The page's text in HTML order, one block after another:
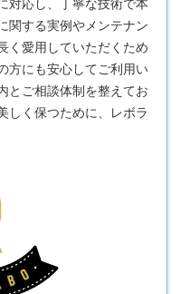
対応し、丁寧な技術で本
関する実例やメンテナン
く愛用していただくため
方にも安心してご利用い
とご相談体制を整えてお
しく保つために、レボラ